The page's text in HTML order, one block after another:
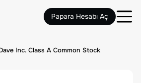
Papara Hesabı Aç
Inc. Class A Common Stock